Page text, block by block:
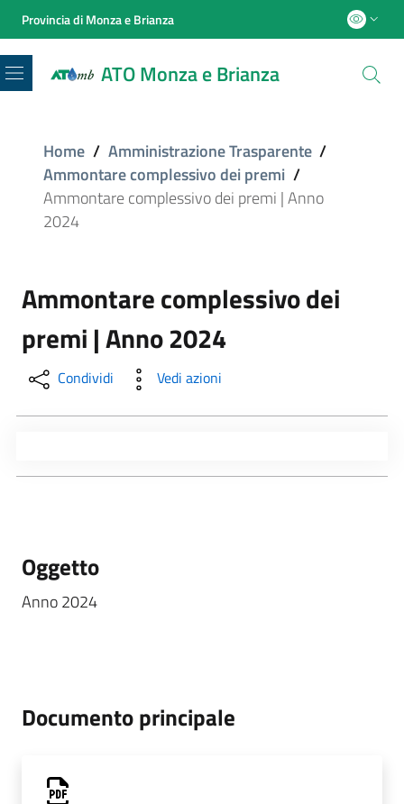
Provincia di Monza e Brianza
ATO Monza e Brianza
Menu
Home / Amministrazione Trasparente /
Ammontare complessivo dei premi /
Ammontare complessivo dei premi | Anno
2024
Ammontare complessivo dei
premi | Anno 2024
Condividi Vedi azioni
Oggetto
Anno 2024
Documento principale